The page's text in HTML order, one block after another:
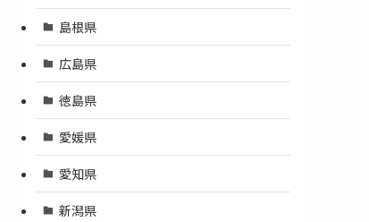
島根県
広島県
徳島県
愛媛県
愛知県
新潟県